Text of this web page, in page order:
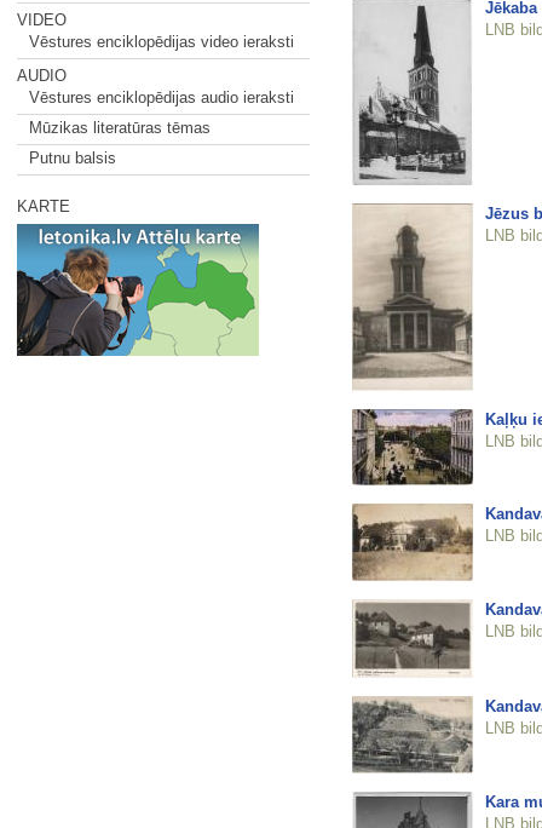
VIDEO
Vēstures enciklopēdijas video ieraksti
AUDIO
Vēstures enciklopēdijas audio ieraksti
Mūzikas literatūras tēmas
Putnu balsis
KARTE
Jēkaba
LNB
Jēzus
LNB
Kaļķu
LNB
LNB
LNB
LNB
Kara
LNB